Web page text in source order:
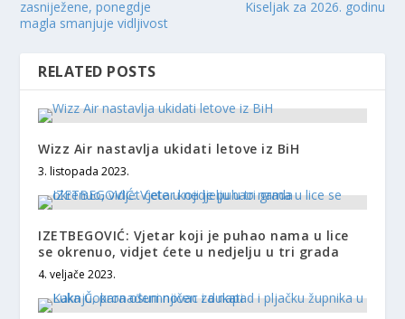
zasniježene, ponegdje
magla smanjuje vidljivost
Kiseljak za 2026. godinu
RELATED POSTS
Wizz Air nastavlja ukidati letove iz BiH
3. listopada 2023.
IZETBEGOVIĆ: Vjetar koji je puhao nama u lice
se okrenuo, vidjet ćete u nedjelju u tri grada
4. veljače 2023.